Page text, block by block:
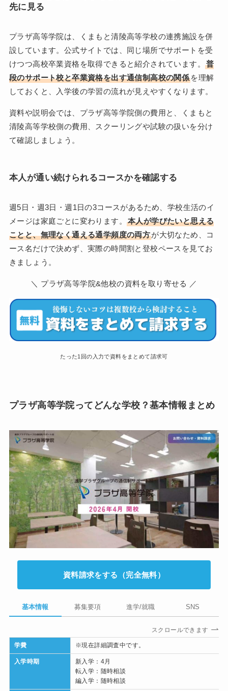
先に見る
プラザ高等学院は、くまもと清陵高等学校の連携施設を併
設しています。公式サイトでは、同じ場所でサポートを受
けつつ高校卒業資格を取得できると紹介されています。
普
段のサポート校と卒業資格を出す通信制高校の関係 を理解
しておくと、入学後の学習の流れが見えやすくなります。
資料や説明会では、プラザ高等学院側の費用と、くまもと
清陵高等学校側の費用、スクーリングや試験の扱いを分け
て確認しましょう。
本人が通い続けられるコースかを確認する
週5日・週3日・週1日の3コースがあるため、学校生活のイ
メージは家庭ごとに変わります。
本人が学びたいと思える
ことと、無理なく通える通学頻度の両方が大切なため、コ
ース名だけで決めず、実際の時間割と登校ペースを見てお
きましょう。
＼ プラザ高等学院&他校の資料を取り寄せる ／
たった1回の入力で資料をまとめて請求可
プラザ高等学院ってどんな学校？基本情報まとめ
資料請求をする（完全無料）
基本情報 募集要項 進学/就職 SNS
スクロールできます
学費 ※現在詳細調査中です。
入学時期
新入学：4月
転入学：随時相談
編入学：随時相談